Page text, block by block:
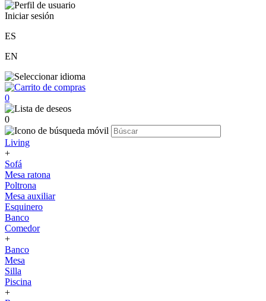
Iniciar sesión
ES
EN
0
0
Living
+
Sofá
Mesa ratona
Poltrona
Mesa auxiliar
Esquinero
Banco
Comedor
+
Banco
Mesa
Silla
Piscina
+